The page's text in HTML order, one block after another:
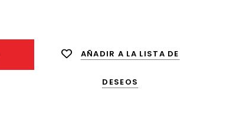
AÑADIR A LA LISTA DE
DESEOS